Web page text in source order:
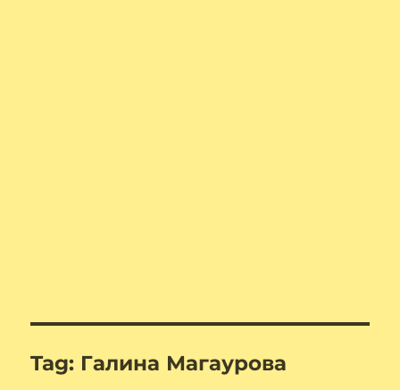
Tag: Галина Магаурова